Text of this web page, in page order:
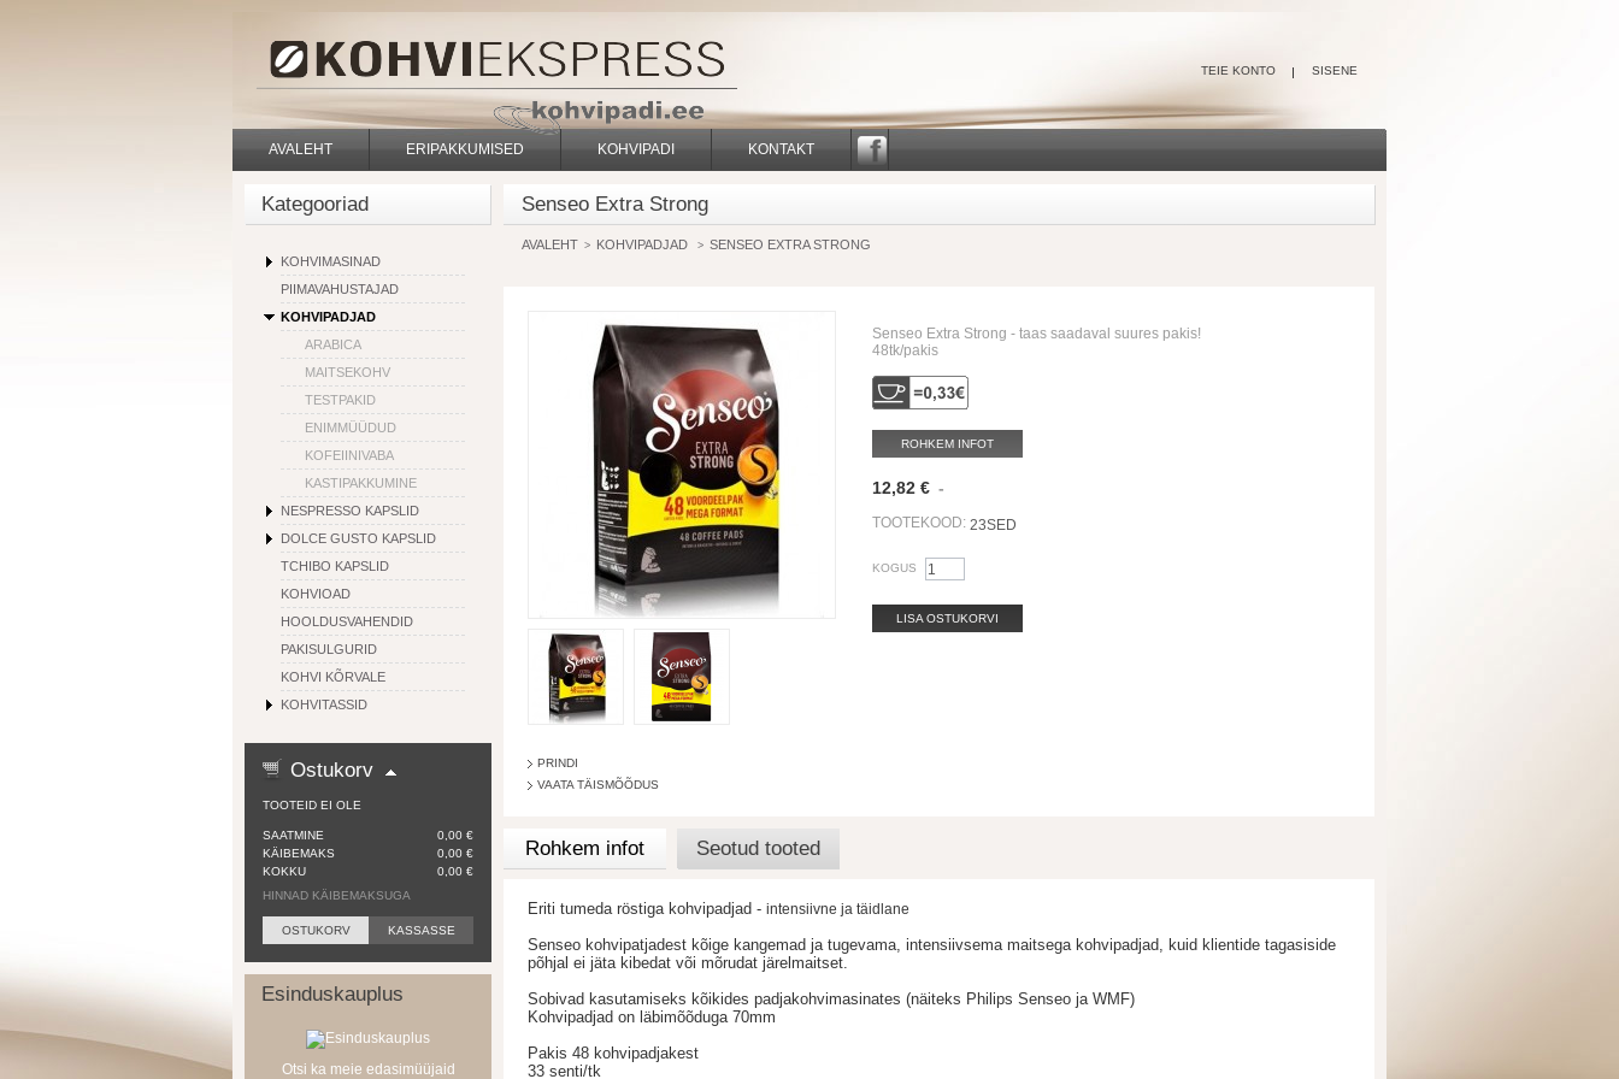
TEIE KONTO SISENE
AVALEHT ERIPAKKUMISED KOHVIPADI
KONTAKT
Kategooriad
KOHVIMASINAD
PIIMAVAHUSTAJAD
KOHVIPADJAD
ARABICA
MAITSEKOHV
TESTPAKID
ENIMMÜÜDUD
KOFEIINIVABA
KASTIPAKKUMINE
NESPRESSO KAPSLID
DOLCE GUSTO KAPSLID
TCHIBO KAPSLID
KOHVIOAD
HOOLDUSVAHENDID
PAKISULGURID
KOHVI KÕRVALE
KOHVITASSID
Ostukorv
TOOTEID EI OLE
SAATMINE
0,00 €
KÄIBEMAKS
0,00 €
KOKKU
0,00 €
HINNAD KÄIBEMAKSUGA
OSTUKORV KASSASSE
Esinduskauplus
Otsi ka meie edasimüüjaid
Senseo Extra Strong
AVALEHT > KOHVIPADJAD > SENSEO EXTRA STRONG
PRINDI
VAATA TÄISMÕÕDUS
Senseo Extra Strong - taas saadaval suures pakis!
48tk/pakis
ROHKEM INFOT
12,82 € -
TOOTEKOOD: 23SED
KOGUS
LISA OSTUKORVI
Rohkem infot Seotud tooted
Eriti tumeda röstiga kohvipadjad - intensiivne ja täidlane
Senseo kohvipatjadest kõige kangemad ja tugevama, intensiivsema maitsega kohvipadjad, kuid klientide tagasiside
põhjal ei jäta kibedat või mõrudat järelmaitset.
Sobivad kasutamiseks kõikides padjakohvimasinates (näiteks Philips Senseo ja WMF)
Kohvipadjad on läbimõõduga 70mm
Pakis 48 kohvipadjakest
33 senti/tk